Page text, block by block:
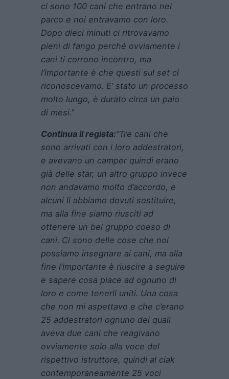
ci sono 100 cani che entrano nel
parco e noi entravamo con loro.
Dopo dieci minuti ci ritrovavamo
pieni di fango perché ovviamente i
cani ti corrono incontro, ma
l’importante è che questi sul set ci
riconoscevamo. E’ stato un processo
molto lungo, è durato circa un paio
di mesi.”
Continua il regista:“Tre cani che
sono arrivati con i loro addestratori,
e avevano un camper quindi erano
già delle star, un altro gruppo invece
non andavamo molto d’accordo, e
alcuni li abbiamo dovuti sostituire,
ma alla fine siamo riusciti ad
ottenere un bel gruppo coeso di
cani. Ci sono delle cose che noi
possiamo insegnare ai cani, ma alla
fine l’importante è riuscire a seguire
e sapere cosa piace ad ognuno di
loro e come tenerli uniti. Una cosa
che non mi aspettavo e che c’erano
25 addestratori ognuno dei quali
aveva due cani che reagivano
ovviamente solo alla voce del
rispettivo istruttore, quindi al ciak
contemporaneamente 25 voci